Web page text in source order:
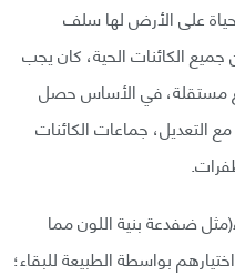
على الأرض لها سلف
جميع الكائنات الحية، كان يجب
مستقلة، في الأساس حصل
التعديل، جماعات الكائنات
ضفدعة بنية اللون مما
بواسطة الطبيعة للبقاء؛